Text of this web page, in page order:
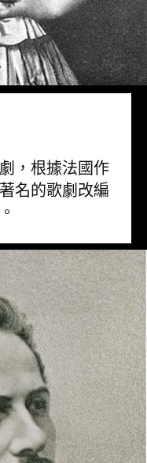
，根據法國作
名的歌劇改編